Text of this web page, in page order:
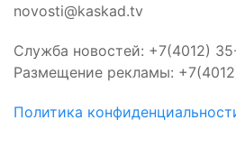
novosti@kaskad.tv
Служба новостей: +7(4012)
Размещение рекламы:
Политика